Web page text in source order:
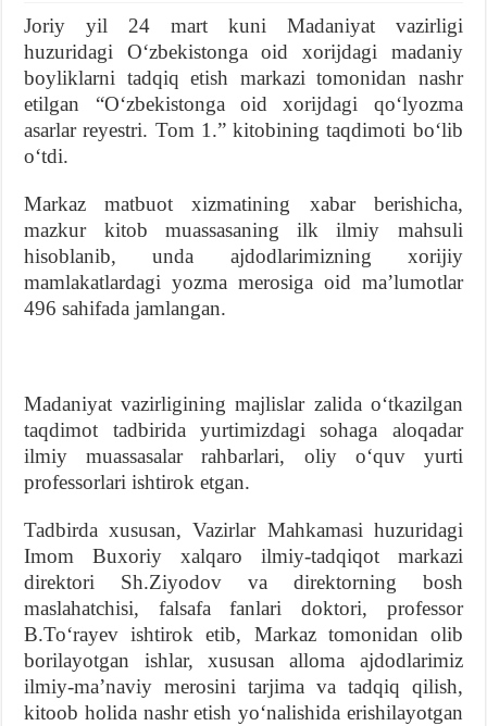
Joriy yil 24 mart kuni Madaniyat vazirligi
huzuridagi Oʻzbekistonga oid xorijdagi madaniy
boyliklarni tadqiq etish markazi tomonidan nashr
etilgan “Oʻzbekistonga oid xorijdagi qoʻlyozma
asarlar reyestri. Tom 1.” kitobining taqdimoti boʻlib
oʻtdi.
Markaz matbuot xizmatining xabar berishicha,
mazkur kitob muassasaning ilk ilmiy mahsuli
hisoblanib, unda ajdodlarimizning xorijiy
mamlakatlardagi yozma merosiga oid maʼlumotlar
496 sahifada jamlangan.
Madaniyat vazirligining majlislar zalida oʻtkazilgan
taqdimot tadbirida yurtimizdagi sohaga aloqadar
ilmiy muassasalar rahbarlari, oliy oʻquv yurti
professorlari ishtirok etgan.
Tadbirda xususan, Vazirlar Mahkamasi huzuridagi
Imom Buxoriy xalqaro ilmiy-tadqiqot markazi
direktori Sh.Ziyodov va direktorning bosh
maslahatchisi, falsafa fanlari doktori, professor
B.Toʻrayev ishtirok etib, Markaz tomonidan olib
borilayotgan ishlar, xususan alloma ajdodlarimiz
ilmiy-maʼnaviy merosini tarjima va tadqiq qilish,
kitoob holida nashr etish yoʻnalishida erishilayotgan